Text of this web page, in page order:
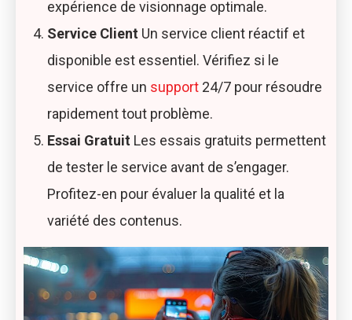
expérience de visionnage optimale.
Service Client Un service client réactif et
disponible est essentiel. Vérifiez si le
service offre un support 24/7 pour résoudre
rapidement tout problème.
Essai Gratuit Les essais gratuits permettent
de tester le service avant de s’engager.
Profitez-en pour évaluer la qualité et la
variété des contenus.